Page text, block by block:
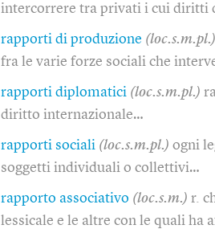
intercorrere tra privati i cui diritti
rapporti di produzione (loc.s.m.pl.)
fra le varie forze sociali che
rapporti diplomatici (loc.s.m.pl.)
diritto internazionale…
rapporti sociali (loc.s.m.pl.) ogni
soggetti individuali o collettivi…
rapporto associativo (loc.s.m.) r.
lessicale e le altre con le quali ha